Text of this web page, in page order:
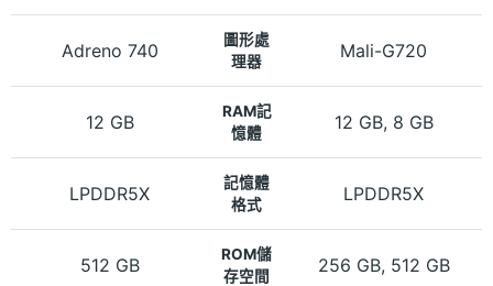
Adreno 740
圖形處
理器
Mali-G720
12 GB
RAM記
憶體
12 GB, 8 GB
LPDDR5X
記憶體
格式
LPDDR5X
512 GB
ROM儲
存空間
256 GB, 512 GB